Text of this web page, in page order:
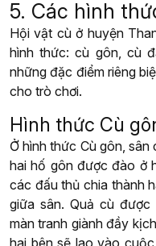
5. Các hình
Hội vật cù ở huyện
hình thức: cù gôn, cù
những đặc điểm riêng
cho trò chơi.
Hình thức Cù
Ở hình thức Cù gôn,
hai hố gôn được đào ở
các đấu thủ chia thành
giữa sân. Quả cù
màn tranh giành đầy
hai bên sẽ lao vào